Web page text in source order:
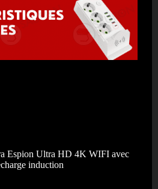
Espion Ultra HD 4K WIFI avec
induction